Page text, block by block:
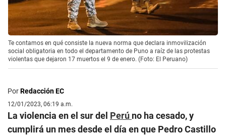
Te contamos en qué consiste la nueva norma que declara inmovilización
social obligatoria en todo el departamento de Puno a raíz de las protestas
violentas que dejaron 17 muertos el 9 de enero. (Foto: El Peruano)
PorRedacción EC
12/01/2023, 06:19 a.m.
La violencia en el sur del Perú no ha cesado, y
cumplirá un mes desde el día en que Pedro Castillo